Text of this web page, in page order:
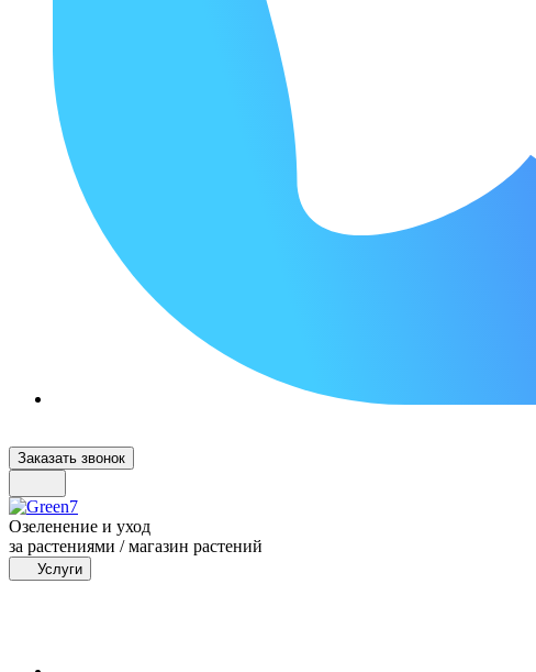
Заказать звонок
Озеленение и уход
за растениями / магазин растений
Услуги